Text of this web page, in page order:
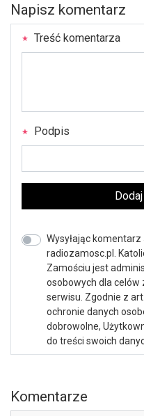
Napisz komentarz
Treść komentarza
Podpis
Wysyłając
radiozamosc.pl.
Zamościu jest
osobowych dla
serwisu. Zgodnie z
ochronie danych
dobrowolne,
do treści swoich
Komentarze